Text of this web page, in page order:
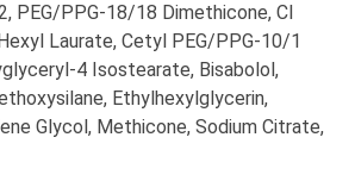
PEG/PPG-18/18 Dimethicone, CI
Laurate, Cetyl PEG/PPG-10/1
4 Isostearate, Bisabolol,
Ethylhexylglycerin,
Glycol, Methicone, Sodium Citrate,